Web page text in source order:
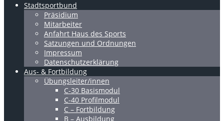
Stadtsportbund
Präsidium
Mitarbeiter
Anfahrt Haus des Sports
Satzungen und Ordnungen
Impressum
Datenschutzerklärung
Aus- & Fortbildung
Übungsleiter/innen
C-30 Basismodul
C-40 Profilmodul
C – Fortbildung
B – Ausbildung